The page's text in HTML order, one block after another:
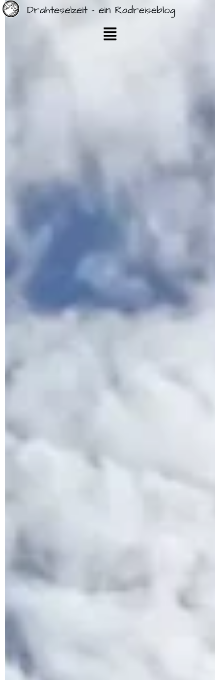
Drahteselzeit - ein Radreiseblog